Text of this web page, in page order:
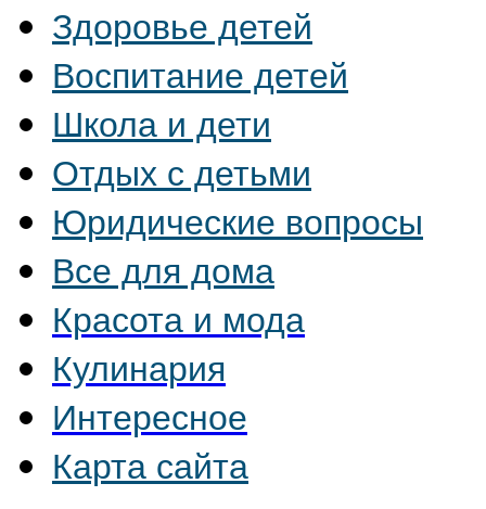
Здоровье детей
Воспитание детей
Школа и дети
Отдых с детьми
Юридические вопросы
Все для дома
Красота и мода
Кулинария
Интересное
Карта сайта